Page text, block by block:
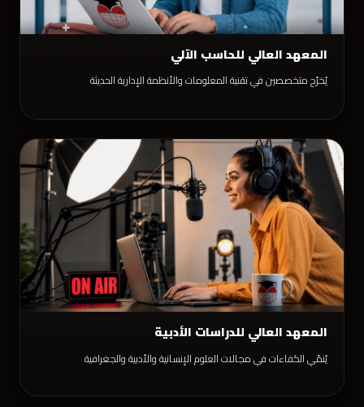
المعهد العالي للحاسب الآلي
يُخرّج متخصصين في تقنية المعلومات والأنظمة الإدارية الحديثة
المعهد العالي للدراسات الأدبية
يُنمّي الكفاءات في مجالات العلوم الإنسانية والأدبية والجغرافية